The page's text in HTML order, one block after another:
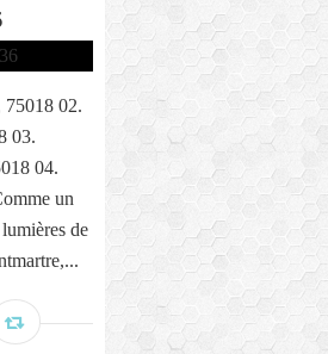
75018 02.
03.
04.
un
de